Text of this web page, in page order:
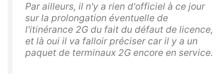
Par ailleurs, il n'y a rien d'officiel à ce jour
sur la prolongation éventuelle de
l'itinérance 2G du fait du défaut de licence,
et là oui il va falloir préciser car il y a un
paquet de terminaux 2G encore en service.